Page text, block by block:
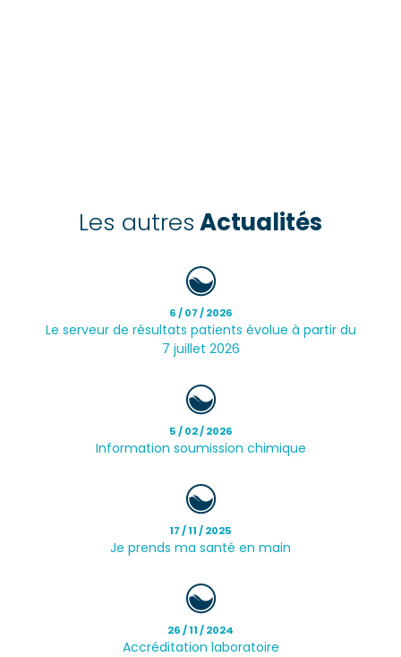
Les autresActualités
6 / 07 / 2026
Le serveur de résultats patients évolue à partir du
7 juillet 2026
5 / 02 / 2026
Information soumission chimique
17 / 11 / 2025
Je prends ma santé en main
26 / 11 / 2024
Accréditation laboratoire